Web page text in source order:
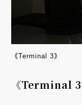
《Terminal 3》
《Terminal 3